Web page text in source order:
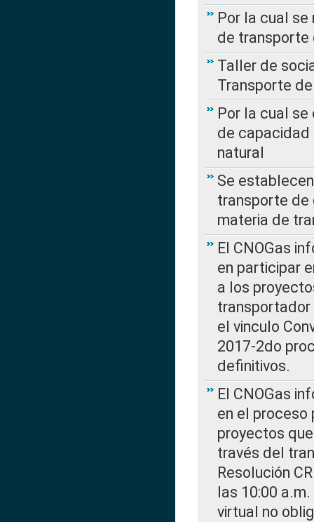
Por la cual
de transporte
Taller de
Transporte
Por la cual
de capacidad
natural
Se
transporte de
materia de
El CNOGas
en participar
a los
transportador
el vinculo
2017-2do
definitivos.
El CNOGas
en el proceso
proyectos
través del
Resolución
las 10:00
virtual no